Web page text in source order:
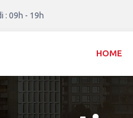
: 09h - 19h
HOME